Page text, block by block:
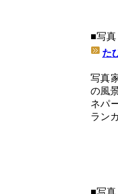
■写真
た
写真
の風
ネパ
ラン
■写真